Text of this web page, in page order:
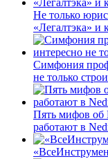
Не только
«Легалтэка» и
Симфония
не только
Пять мифов об
работают в